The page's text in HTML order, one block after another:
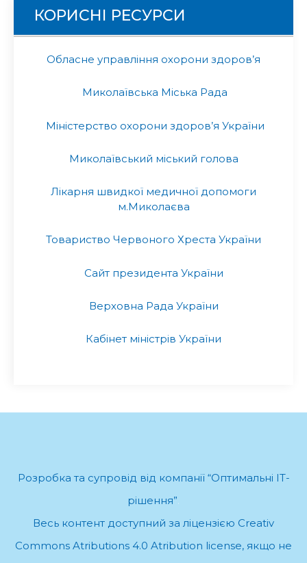
КОРИСНІ РЕСУРСИ
Обласне управління охорони здоров’я
Миколаївська Міська Рада
Міністерство охорони здоров’я України
Миколаївський міський голова
Лікарня швидкої медичної допомоги
м.Миколаєва
Товариство Червоного Хреста України
Сайт президента України
Верховна Рада України
Кабінет міністрів України
Розробка та супровід від компанії “Оптимальні ІТ-
рішення”.
Весь контент доступний за ліцензією Creativ
Commons Atributions 4.0 Atribution license, якщо не